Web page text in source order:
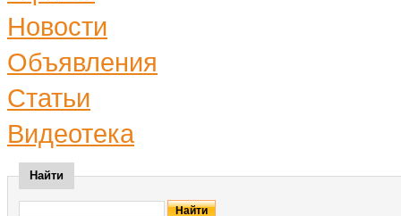
Новости
Объявления
Статьи
Видеотека
Найти